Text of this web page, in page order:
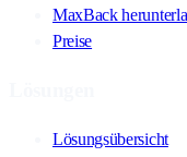
MaxBack
Preise
Lösungsübersicht